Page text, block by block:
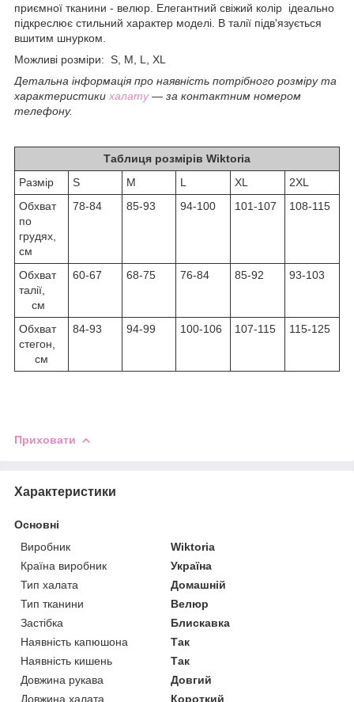
приємної тканини - велюр. Елегантний свіжий колір ідеально
підкреслює стильний характер моделі. В талії підв'язується
вшитим шнурком.
Можливі розміри: S, M, L, XL
Детальна інформація про наявність потрібного розміру та
характеристики халату― за контактним номером
телефону.
Таблиця розмірів Wiktoria
Размір
S M L XL
2XL
Обхват
по
грудях,
см
78-84 85-93 94-100 101-107 108-115
Обхват
талії,
см
60-67 68-75 76-84 85-92 93-103
Обхват
стегон,
см
84-93 94-99 100-106 107-115 115-125
Приховати
Характеристики
Основні
Виробник
Wiktoria
Країна виробник
Україна
Тип халата
Домашній
Тип тканини
Велюр
Застібка
Блискавка
Наявність капюшона
Так
Наявність кишень
Так
Довжина рукава
Довгий
Довжина халата
Короткий